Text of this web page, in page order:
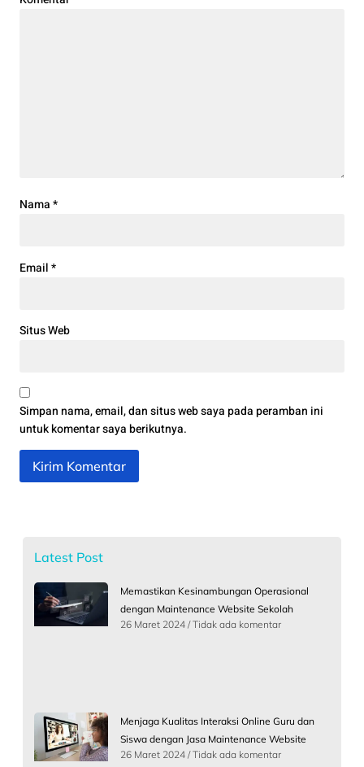
Nama*
Email*
Situs Web
Simpan nama, email, dan situs web saya pada peramban ini
untuk komentar saya berikutnya.
Latest Post
Memastikan Kesinambungan Operasional
dengan Maintenance Website Sekolah
26 Maret 2024 Tidak ada komentar
Menjaga Kualitas Interaksi Online Guru dan
Siswa dengan Jasa Maintenance Website
26 Maret 2024 Tidak ada komentar